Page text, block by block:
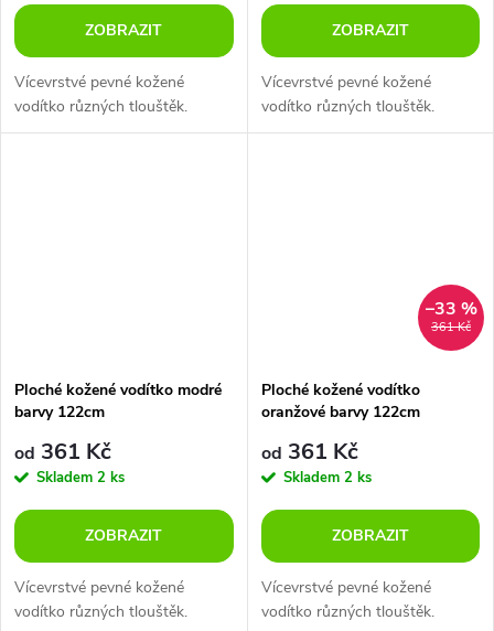
ZOBRAZIT
Vícevrstvé pevné kožené
vodítko různých tlouštěk.
ZOBRAZIT
Vícevrstvé pevné kožené
vodítko různých tlouštěk.
Ploché kožené vodítko modré
barvy 122cm
od 361 Kč
Skladem 2 ks
ZOBRAZIT
Vícevrstvé pevné kožené
vodítko různých tlouštěk.
361 Kč
–33 %
Ploché kožené vodítko
oranžové barvy 122cm
od 361 Kč
Skladem 2 ks
ZOBRAZIT
Vícevrstvé pevné kožené
vodítko různých tlouštěk.